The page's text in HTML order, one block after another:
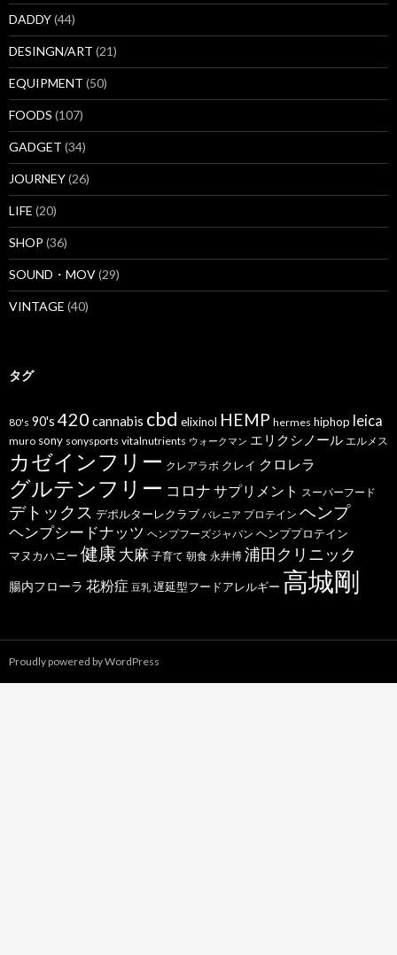
DADDY(44)
DESINGN/ART (21)
EQUIPMENT (50)
FOODS (107)
GADGET (34)
JOURNEY(26)
LIFE (20)
SHOP (36)
SOUND・MOV(29)
VINTAGE (40)
タグ
80's 90's 420 cannabis cbd elixinol HEMP hermes hiphop leica
muro sony sonysports vitalnutrients ウォークマン エリクシノール エルメス
カゼインフリー クレアラボ クレイ クロレラ
グルテンフリー コロナ サプリメント スーパーフード
デトックス デポルターレクラブ バレニア プロテイン ヘンプ
ヘンプシードナッツ ヘンプフーズジャパン ヘンププロテイン
マヌカハニー 健康 大麻 子育て 朝食 永井博 浦田クリニック
腸内フローラ 花粉症 豆乳 遅延型フードアレルギー 高城剛
Proudly powered by WordPress